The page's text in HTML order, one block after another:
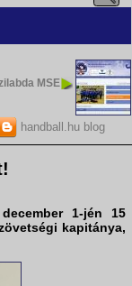
MSE
handball.hu blog
1-jén 15
kapitánya,